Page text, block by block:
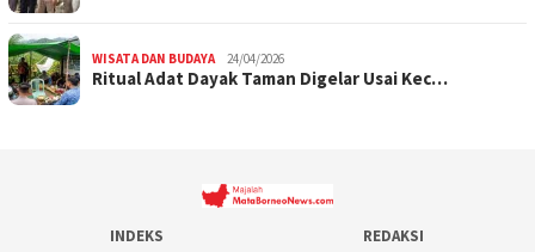
WISATA DAN BUDAYA 24/04/2026
Ritual Adat Dayak Taman Digelar Usai Kec…
INDEKS
REDAKSI